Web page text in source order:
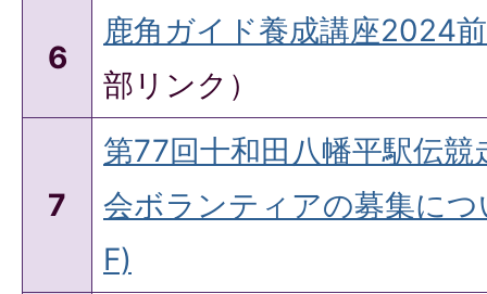
6
鹿角ガイド養成講座2024
部リンク）
7
第77回十和田八幡平駅伝競
会ボランティアの募集につ
F)